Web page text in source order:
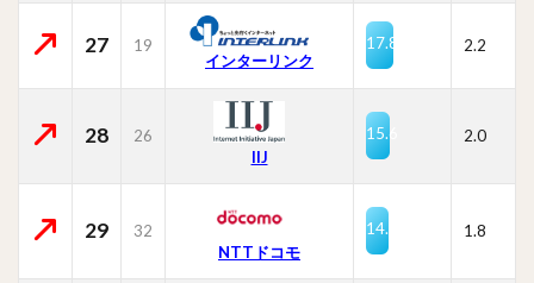
27
19
インターリンク
17.8 2.2
28
26
IIJ
15.6 2.0
29
32
NTTドコモ
14.5 1.8